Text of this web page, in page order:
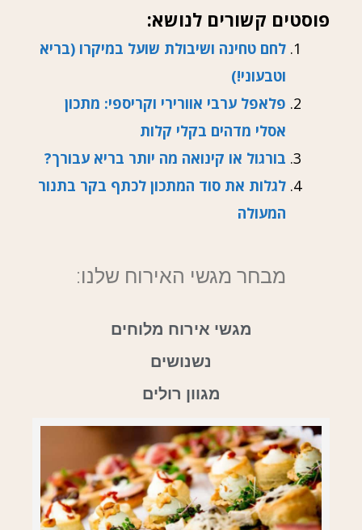
פוסטים קשורים לנושא:
לחם טחינה ושיבולת שועל במיקרו (בריא
וטבעוני!)
פלאפל ערבי אוורירי וקריספי: מתכון
אסלי מדהים בקלי קלות
בורגול או קינואה מה יותר בריא עבורך?
לגלות את סוד המתכון לכתף בקר בתנור
המעולה
מבחר מגשי האירוח שלנו:
מגשי אירוח מלוחים
נשנושים
מגוון רולים